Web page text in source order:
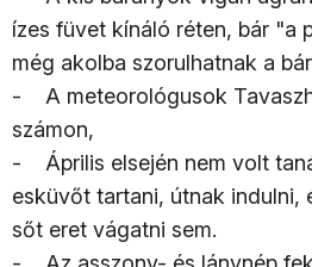
ízes füvet kínáló réten, bár "a
még akolba szorulhatnak a
- A meteorológusok
számon,
- Április elsején nem volt
esküvőt tartani, útnak indulni,
sőt eret vágatni sem.